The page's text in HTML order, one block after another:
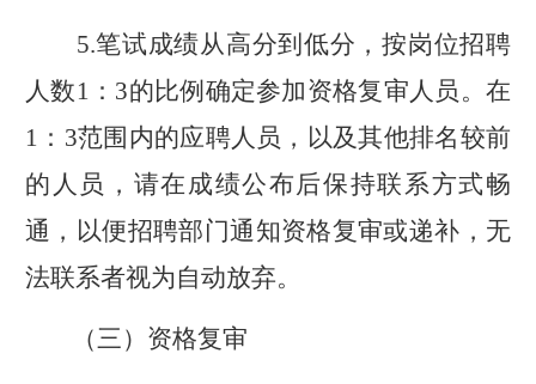
5.笔试成绩从高分到低分，按岗位招聘
人数1：3的比例确定参加资格复审人员。在
1：3范围内的应聘人员，以及其他排名较前
的人员，请在成绩公布后保持联系方式畅
通，以便招聘部门通知资格复审或递补，无
法联系者视为自动放弃。
（三）资格复审